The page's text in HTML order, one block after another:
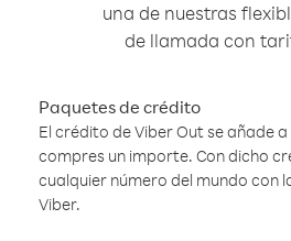
una de nuestras
de llamada con
Paquetes de crédito
El crédito de Viber Out se añade
compres un importe. Con dicho
cualquier número del mundo con
Viber.